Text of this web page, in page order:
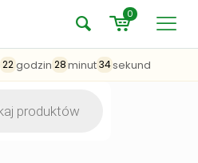
0
22godzin 28minut34sekund